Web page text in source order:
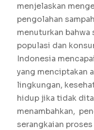
menjelaskan
pengolahan
menuturkan
populasi dan
Indonesia
yang menciptakan
lingkungan,
hidup jika tidak
menambahkan,
serangkaian